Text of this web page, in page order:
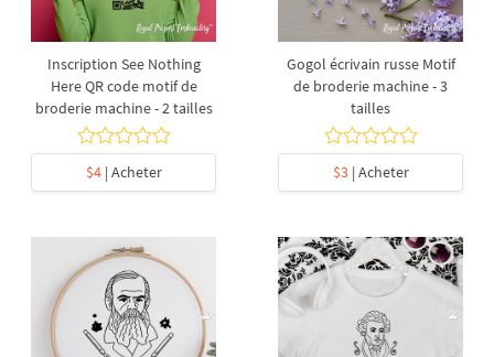
Inscription See Nothing
Here QR code motif de
broderie machine - 2 tailles
$4| Acheter
Gogol écrivain russe Motif
de broderie machine - 3
tailles
$3| Acheter